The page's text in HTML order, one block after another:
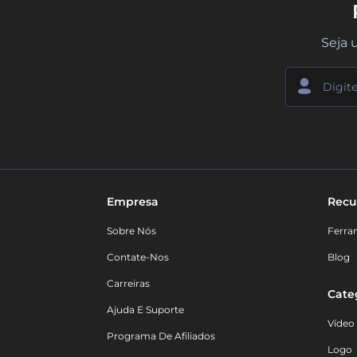
Seja
Empresa
Sobre Nós
Contate-Nos
Carreiras
Ajuda E Suporte
Programa De Afiliados
Blog
Vídeo
Logo